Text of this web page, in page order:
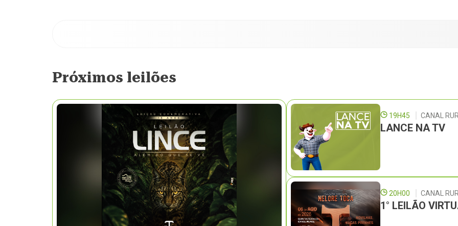
Próximos leilões
19H45 CANAL
LANCE NA TV
20H00 CANAL
1° LEILÃO